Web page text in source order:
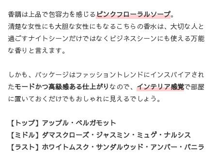
香調は上品で包容力を感じるピンクフローラルソープ。
清楚な女性にも大胆な女性にもなるこちらの香水は、大切な人と
過ごすナイトシーンだけではなくビジネスシーンにも使える万能
な香りと言えます。
しかも、パッケージはファッショントレンドにインスパイアされ
たモードかつ高級感ある仕上がり なので、 インテリア感覚で部屋
に置いておくだけでもおしゃれに見えるでしょう。
【トップ】アップル・ベルガモット
【ミドル】ダマスクローズ・ジャスミン・ミュゲ・ナルシス
【ラスト】ホワイトムスク・サンダルウッド・アンバー・バニラ